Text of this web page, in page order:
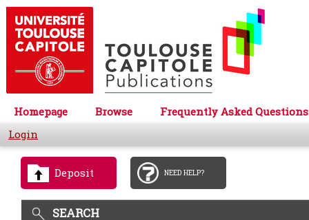
Homepage Browse
Frequently Asked Questions
Login
Deposit NEED HELP?
SEARCH